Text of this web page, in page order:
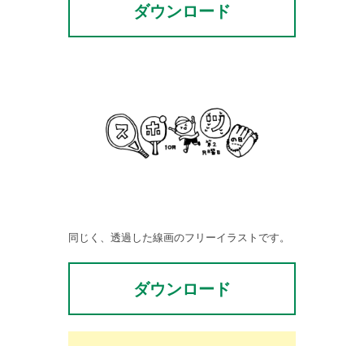
ダウンロード
同じく、透過した線画のフリーイラストです。
ダウンロード